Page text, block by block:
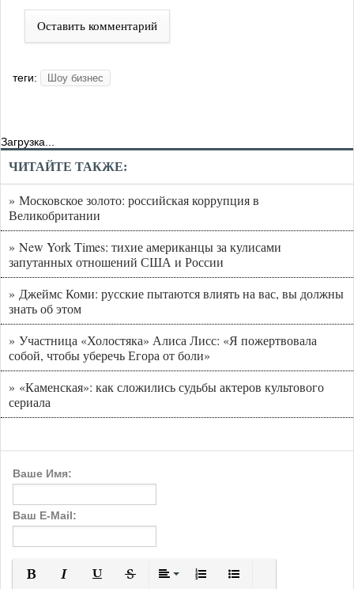
Оставить комментарий
теги: Шоу бизнес
Загрузка...
ЧИТАЙТЕ ТАКЖЕ:
» Московское золото: российская коррупция в
Великобритании
» New York Times: тихие американцы за кулисами
запутанных отношений США и России
» Джеймс Коми: русские пытаются влиять на вас, вы должны
знать об этом
» Участница «Холостяка» Алиса Лисс: «Я пожертвовала
собой, чтобы уберечь Егора от боли»
» «Каменская»: как сложились судьбы актеров культового
сериала
Ваше Имя:
Ваш E-Mail: